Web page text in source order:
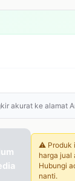
akurat ke alamat
⚠️ Produk
harga jual
Hubungi
nanti.